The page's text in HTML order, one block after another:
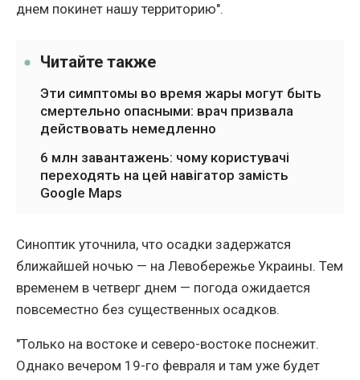
днем покинет нашу территорию".
Читайте также
Эти симптомы во время жары могут быть
смертельно опасными: врач призвала
действовать немедленно
6 млн завантажень: чому користувачі
переходять на цей навігатор замість
Google Maps
Синоптик уточнила, что осадки задержатся
ближайшей ночью — на Левобережье Украины. Тем
временем в четверг днем — погода ожидается
повсеместно без существенных осадков.
"Только на востоке и северо-востоке поснежит.
Однако вечером 19-го февраля и там уже будет